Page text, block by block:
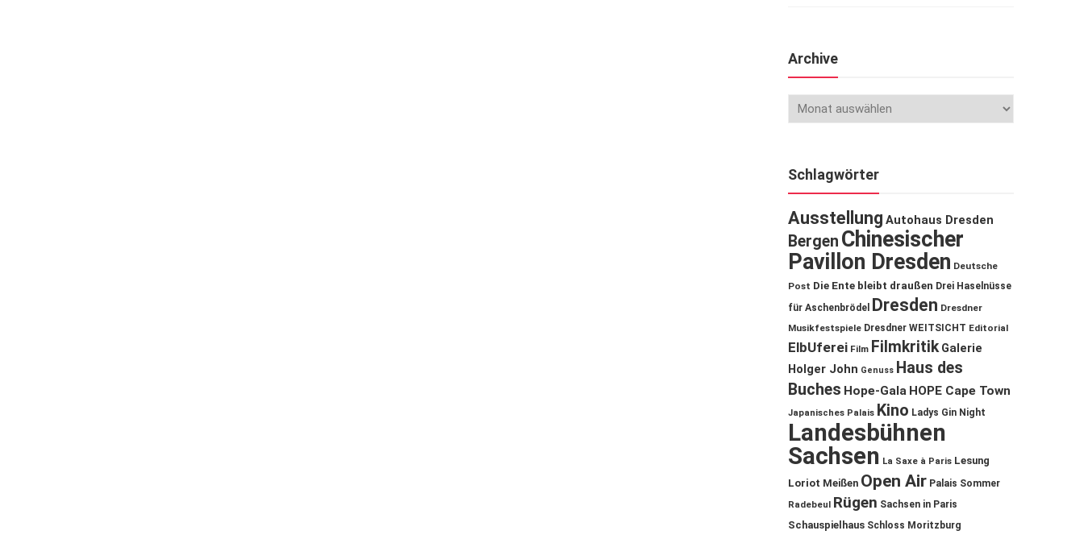
Archive
Schlagwörter
Ausstellung Autohaus Dresden
Bergen Chinesischer
Pavillon Dresden Deutsche
Post Die Ente bleibt draußen Drei Haselnüsse
für Aschenbrödel
Dresden Dresdner
Musikfestspiele Dresdner WEITSICHT Editorial
ElbUferei Film Filmkritik Galerie
Holger John Genuss Haus des
Buches Hope-Gala HOPE Cape Town
Japanisches Palais Kino Ladys Gin Night
Landesbühnen
Sachsen La Saxe à Paris Lesung
Loriot Meißen Open Air Palais Sommer
Radebeul Rügen Sachsen in Paris
Schauspielhaus Schloss Moritzburg